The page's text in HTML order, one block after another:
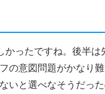
かったですね。後半
の意図問題がかなり
いと選べなそうだっ